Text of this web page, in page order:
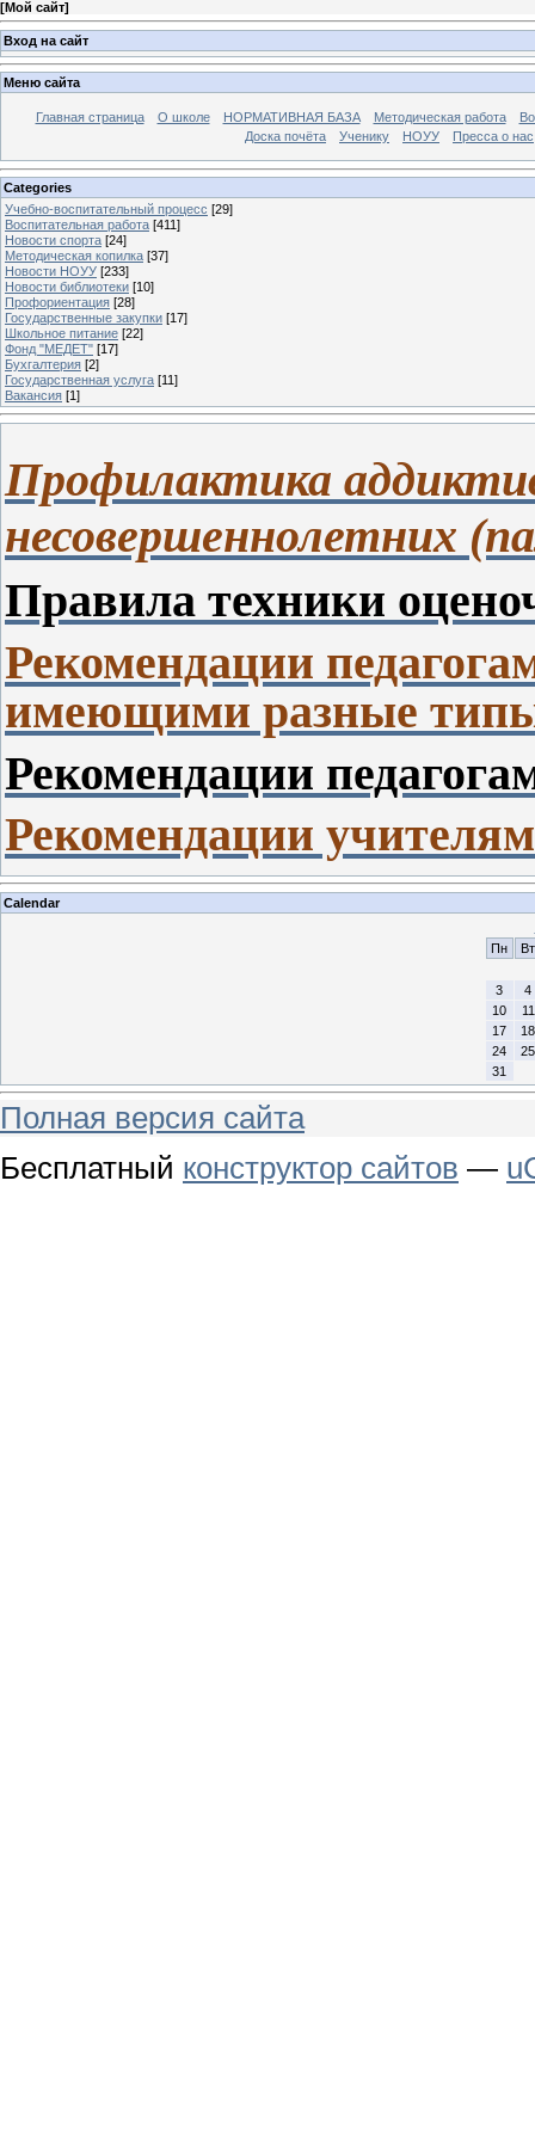
[Мой сайт]
Вход на сайт
Меню сайта
Главная страница О школе НОРМАТИВНАЯ БАЗА Методическая работа
Доска почёта
Ученику НОУУ Пресса о нас
Categories
Учебно-воспитательный процесс [29]
Воспитательная работа [411]
Новости спорта [24]
Методическая копилка [37]
Новости НОУУ [233]
Новости библиотеки [10]
Профориентация [28]
Государственные закупки [17]
Школьное питание [22]
Фонд "МЕДЕТ" [17]
Бухгалтерия [2]
Государственная услуга [11]
Вакансия [1]
Профилактика
несовершеннолетних
Правила техники
Рекомендации
имеющими разные
Рекомендации
Рекомендации
Calendar
Пн
Вт
3
4
10
11
17
18
24
25
31
Полная версия сайта
Бесплатный конструктор сайтов —